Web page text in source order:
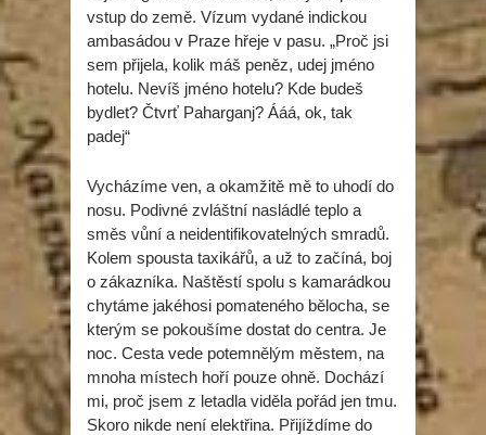
vstup do země. Vízum vydané indickou
ambasádou v Praze hřeje v pasu. „Proč jsi
sem přijela, kolik máš peněz, udej jméno
hotelu. Nevíš jméno hotelu? Kde budeš
bydlet? Čtvrť Paharganj? Ááá, ok, tak
padej“
Vycházíme ven, a okamžitě mě to uhodí do
nosu. Podivné zvláštní nasládlé teplo a
směs vůní a neidentifikovatelných smradů.
Kolem spousta taxikářů, a už to začíná, boj
o zákazníka. Naštěstí spolu s kamarádkou
chytáme jakéhosi pomateného bělocha, se
kterým se pokoušíme dostat do centra. Je
noc. Cesta vede potemnělým městem, na
mnoha místech hoří pouze ohně. Dochází
mi, proč jsem z letadla viděla pořád jen tmu.
Skoro nikde není elektřina. Přijíždíme do